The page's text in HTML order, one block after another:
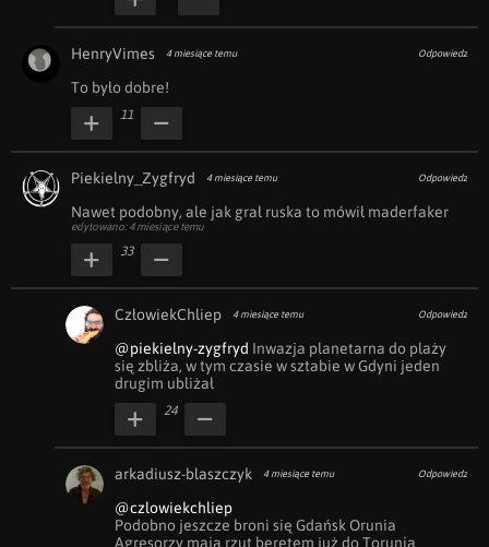
HenryVimes 4 miesiące temu Odpowiedz
To było dobre!
11
Piekielny_Zygfryd 4 miesiące temu Odpowiedz
Nawet podobny, ale jak grał ruska to mówił maderfaker
edytowano: 4 miesiące temu
33
CzłowiekChliep 4 miesiące temu Odpowiedz
@piekielny-zygfryd Inwazja planetarna do plaży
się zbliża, w tym czasie w sztabie w Gdyni jeden
drugim ubliżał
24
arkadiusz-blaszczyk 4 miesiące temu Odpowiedz
@czlowiekchliep
Podobno jeszcze broni się Gdańsk Orunia
Agresorzy mają rzut beretem już do Torunia